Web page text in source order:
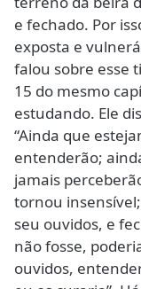
e fechado. Por
exposta e
falou sobre esse
15 do mesmo
estudando. Ele
“Ainda que
entenderão;
jamais
tornou
seu ouvidos, e
não fosse,
ouvidos,